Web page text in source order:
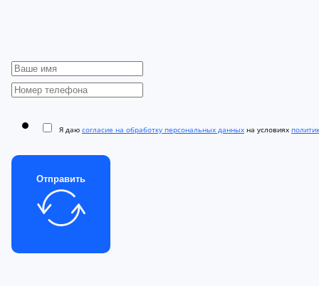
Я даю согласие на обработку персональных данных на условиях
Отправить